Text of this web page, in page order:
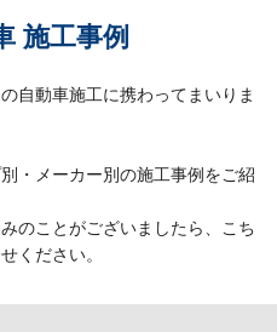
施工事例
自動車施工に携わってまいりま
・メーカー別の施工事例をご紹
のことがございましたら、こち
ください。